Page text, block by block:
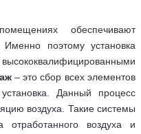
обеспечивают
поэтому установка
– это сбор всех элементов
Данный процесс
воздуха. Такие системы
воздуха и